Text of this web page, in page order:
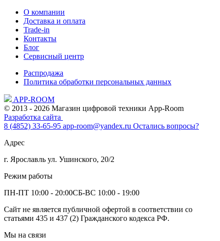
О компании
Доставка и оплата
Trade-in
Контакты
Блог
Сервисный центр
Распродажа
Политика обработки персональных данных
APP-ROOM
© 2013 - 2026 Магазин цифровой техники App-Room
Разработка сайта
8 (4852) 33-65-95 app-room@yandex.ru Остались вопросы?
Адрес
г. Ярославль ул. Ушинского, 20/2
Режим работы
ПН-ПТ 10:00 - 20:00СБ-ВС 10:00 - 19:00
Сайт не является публичной офертой в соответствии со
статьями 435 и 437 (2) Гражданского кодекса РФ.
Мы на связи